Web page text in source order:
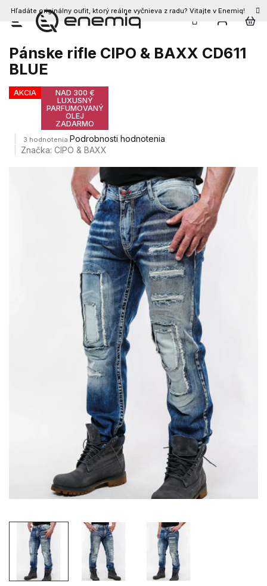
Prejsť
obsah
Hľadáte originálny oufit, ktorý reálne vyčnieva z radu? Vitajte v Enemiq!
Pánske rifle CIPO & BAXX CD611
BLUE
AKCIA
NAD 300 €
LUXUSNÝ
PARFUMOVANÝ
OLEJ
ZADARMO
Priemerné
hodnotenie
3 hodnotenia Podrobnosti hodnotenia
Značka:CIPO & BAXX